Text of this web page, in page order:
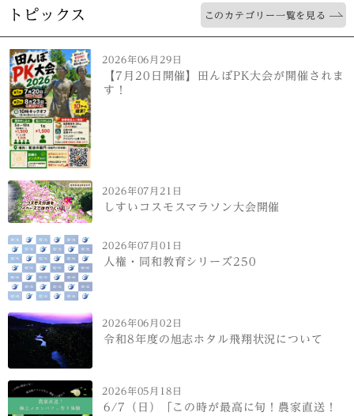
トピックス このカテゴリー一覧を見る
2026年06月29日
【7月20日開催】田んぼPK大会が開催されま
す！
2026年07月21日
しすいコスモスマラソン大会開催
2026年07月01日
人権・同和教育シリーズ250
2026年06月02日
令和8年度の旭志ホタル飛翔状況について
2026年05月18日
6/7（日）「この時が最高に旬！農家直送！